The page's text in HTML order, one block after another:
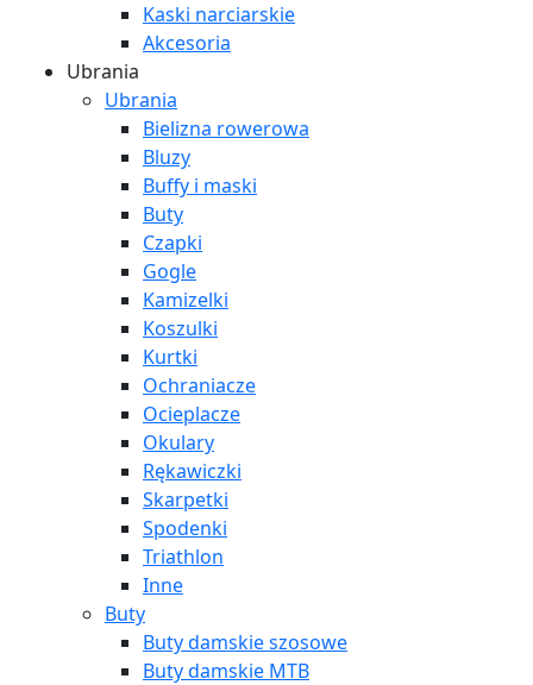
Kaski narciarskie
Akcesoria
Ubrania
Ubrania
Bielizna rowerowa
Bluzy
Buffy i maski
Buty
Czapki
Gogle
Kamizelki
Koszulki
Kurtki
Ochraniacze
Ocieplacze
Okulary
Rękawiczki
Skarpetki
Spodenki
Triathlon
Inne
Buty
Buty damskie szosowe
Buty damskie MTB